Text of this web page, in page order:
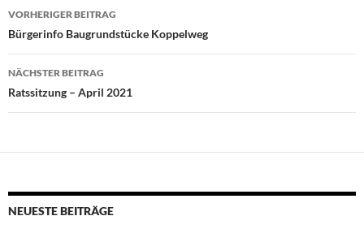
Beitragsnavigation
VORHERIGER BEITRAG
Bürgerinfo Baugrundstücke Koppelweg
NÄCHSTER BEITRAG
Ratssitzung – April 2021
NEUESTE BEITRÄGE